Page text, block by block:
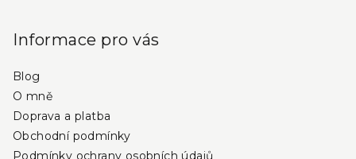
Informace pro vás
Blog
O mně
Doprava a platba
Obchodní podmínky
Podmínky ochrany osobních údajů